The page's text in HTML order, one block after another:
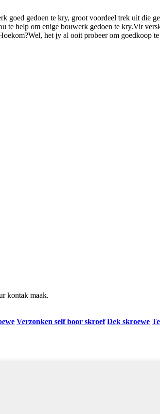
gedoen te kry, groot voordeel trek uit die
te help om enige bouwerk gedoen te kry.Vir
het jy al ooit probeer om goedkoop
kontak maak.
Verzonken self boor skroef Dek skroewe